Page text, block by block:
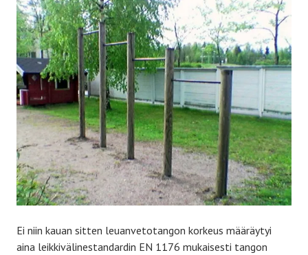
Ei niin kauan sitten leuanvetotangon korkeus määräytyi
aina leikkivälinestandardin EN 1176 mukaisesti tangon